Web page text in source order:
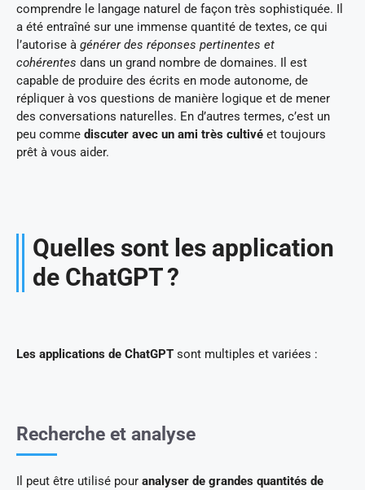
comprendre le langage naturel de façon très sophistiquée. Il
a été entraîné sur une immense quantité de textes, ce qui
l’autorise à générer des réponses pertinentes et
cohérentes dans un grand nombre de domaines. Il est
capable de produire des écrits en mode autonome, de
répliquer à vos questions de manière logique et de mener
des conversations naturelles. En d’autres termes, c’est un
peu comme discuter avec un ami très cultivé et toujours
prêt à vous aider.
Quelles sont les application
de ChatGPT ?
Les applications de ChatGPT sont multiples et variées :
Recherche et analyse
Il peut être utilisé pour analyser de grandes quantités de